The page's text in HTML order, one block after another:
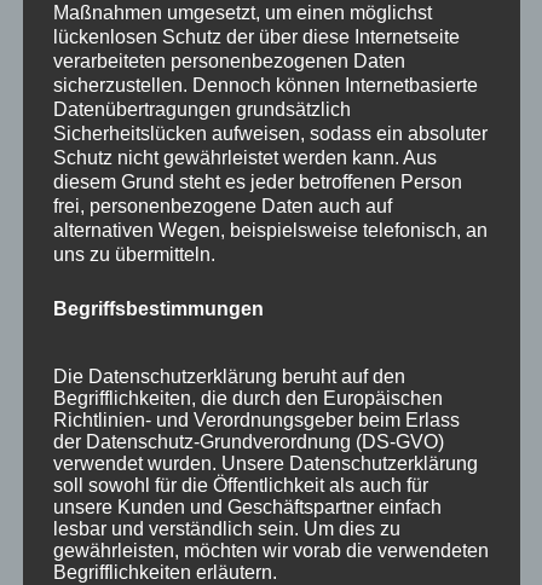
Ausgezeichnet von KAYAK
Wir sind Mitglied bei
Maßnahmen umgesetzt, um einen möglichst
lückenlosen Schutz der über diese Internetseite
verarbeiteten personenbezogenen Daten
sicherzustellen. Dennoch können Internetbasierte
Datenübertragungen grundsätzlich
Sicherheitslücken aufweisen, sodass ein absoluter
Schutz nicht gewährleistet werden kann. Aus
diesem Grund steht es jeder betroffenen Person
frei, personenbezogene Daten auch auf
alternativen Wegen, beispielsweise telefonisch, an
uns zu übermitteln.
Begriffsbestimmungen
Die Datenschutzerklärung beruht auf den
Begrifflichkeiten, die durch den Europäischen
Richtlinien- und Verordnungsgeber beim Erlass
der Datenschutz-Grundverordnung (DS-GVO)
verwendet wurden. Unsere Datenschutzerklärung
soll sowohl für die Öffentlichkeit als auch für
unsere Kunden und Geschäftspartner einfach
lesbar und verständlich sein. Um dies zu
gewährleisten, möchten wir vorab die verwendeten
Begrifflichkeiten erläutern.